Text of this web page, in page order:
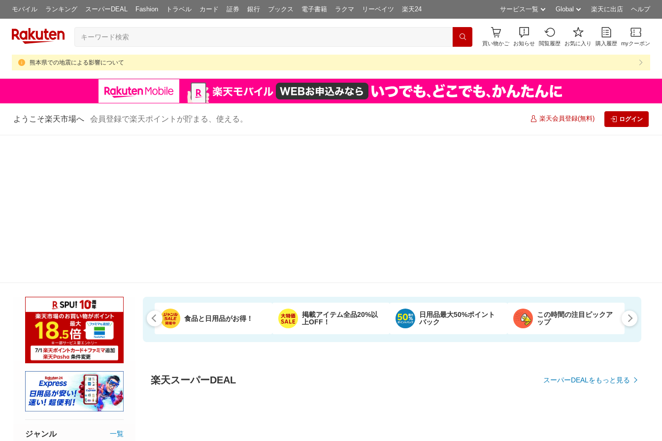
モバイル ランキング スーパーDEAL Fashion トラベル カード 証券 銀行 ブックス 電子書籍 ラクマ リーベイツ 楽天24 サービス一覧 Global 楽天に出店 ヘルプ
買い物かご お知らせ 閲覧履歴 お気に入り 購入履歴 myクーポン
熊本県での地震による影響について
ようこそ楽天市場へ 会員登録で楽天ポイントが貯まる、使える。 楽天会員登録(無料) ログイン
食品と日用品がお得！
掲載アイテム全品20%以
上OFF！
日用品最大50%ポイント
バック
この時間の注目ピックア
ップ
楽天スーパーDEAL スーパーDEALをもっと見る
ジャンル 一覧